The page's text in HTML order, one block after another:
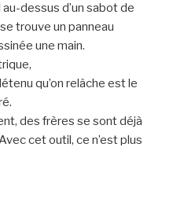
dessus d’un sabot de
trouve un panneau
une main.
qu’on relâche est le
des frères se sont déjà
cet outil, ce n’est plus